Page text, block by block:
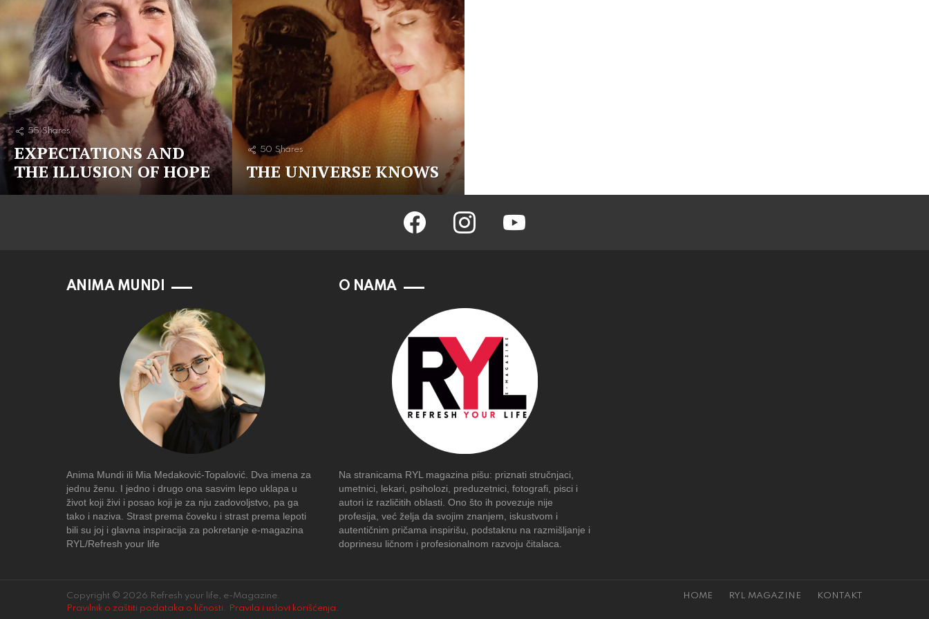
55 Shares
EXPECTATIONS AND
THE ILLUSION OF HOPE
50 Shares
THE UNIVERSE KNOWS
facebook instagram youtube
ANIMA MUNDI
Anima Mundi ili Mia Medaković-Topalović. Dva imena za
jednu ženu. I jedno i drugo ona sasvim lepo uklapa u
život koji živi i posao koji je za nju zadovoljstvo, pa ga
tako i naziva. Strast prema čoveku i strast prema lepoti
bili su joj i glavna inspiracija za pokretanje e-magazina
RYL/Refresh your life
O NAMA
Na stranicama RYL magazina pišu: priznati stručnjaci,
umetnici, lekari, psiholozi, preduzetnici, fotografi, pisci i
autori iz različitih oblasti. Ono što ih povezuje nije
profesija, već želja da svojim znanjem, iskustvom i
autentičnim pričama inspirišu, podstaknu na razmišljanje i
doprinesu ličnom i profesionalnom razvoju čitalaca.
Copyright © 2026 Refresh your life, e-Magazine.
Pravilnik o zaštiti podataka o ličnosti . Pravila i uslovi korišćenja .
HOME RYL MAGAZINE KONTAKT